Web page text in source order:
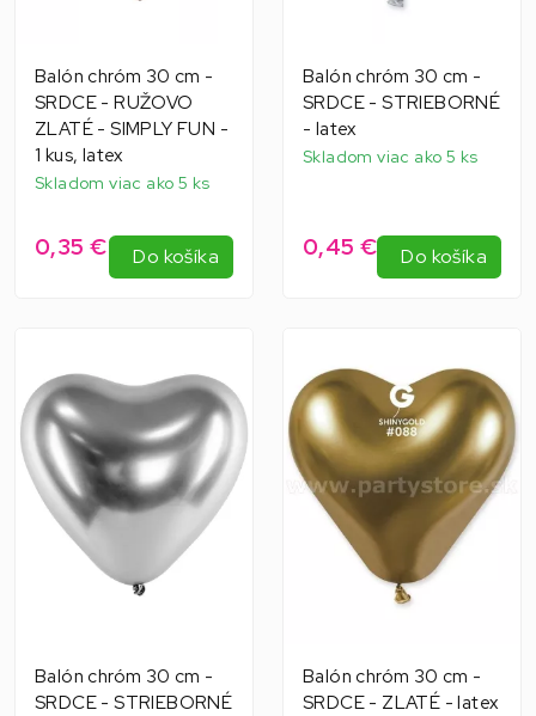
Balón chróm 30 cm -
SRDCE - RUŽOVO
ZLATÉ - SIMPLY FUN -
1 kus, latex
Skladom viac ako 5 ks
0,35 € Do košíka
Balón chróm 30 cm -
SRDCE - STRIEBORNÉ
- latex
Skladom viac ako 5 ks
0,45 € Do košíka
Balón chróm 30 cm -
SRDCE - STRIEBORNÉ
Balón chróm 30 cm -
SRDCE - ZLATÉ - latex